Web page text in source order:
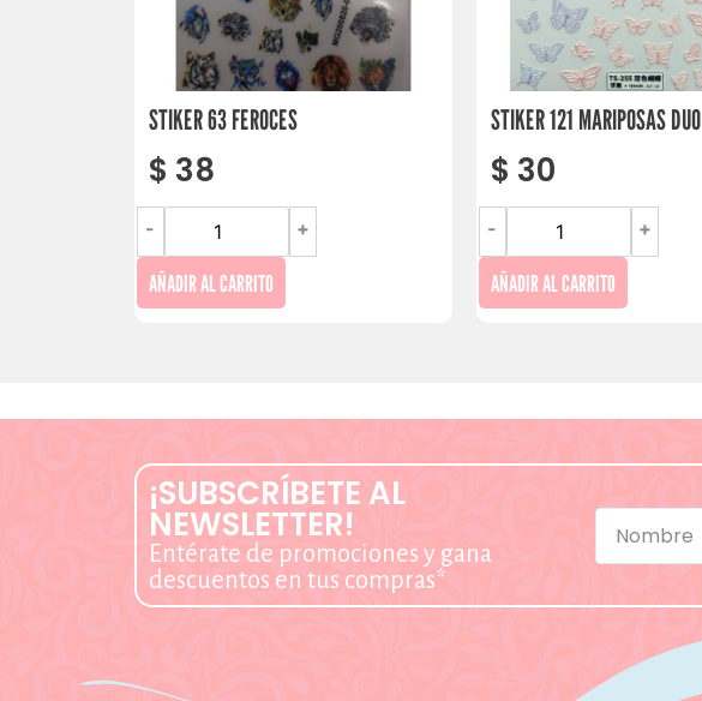
STIKER 63 FEROCES
$ 38
- +
AÑADIR AL CARRITO
STIKER 121 MARIPOSAS DUO
$ 30
- +
AÑADIR AL CARRITO
¡SUBSCRÍBETE AL
NEWSLETTER!
Entérate de promociones y gana
descuentos en tus compras*